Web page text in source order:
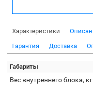
Характеристики
Гарантия Доставка
Габариты
Вес внутреннего блока, кг